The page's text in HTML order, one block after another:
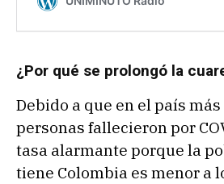
¿Por qué se prolongó la
Debido a que en el país
personas fallecieron por
tasa alarmante porque la
tiene Colombia es menor a